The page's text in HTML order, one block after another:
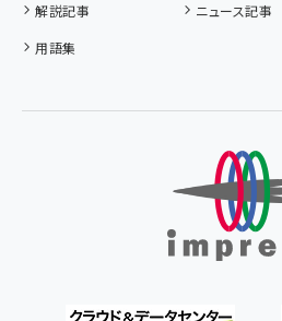
解説記事 ニュース記事
用語集